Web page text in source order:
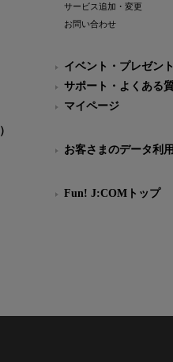
サービス追加・変更
お問い合わせ
イベント・プレゼント
サポート・よくある
マイページ
お客さまのデータ利
Fun! J:COMトップ